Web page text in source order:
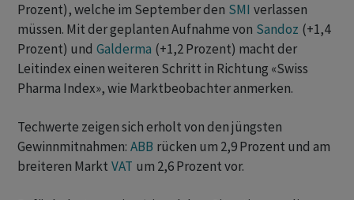
Prozent), welche im September den SMI verlassen
müssen. Mit der geplanten Aufnahme von Sandoz (+1,4
Prozent) und Galderma (+1,2 Prozent) macht der
Leitindex einen weiteren Schritt in Richtung «Swiss
Pharma Index», wie Marktbeobachter anmerken.
Techwerte zeigen sich erholt von den jüngsten
Gewinnmitnahmen: ABB rücken um 2,9 Prozent und am
breiteren Markt VAT um 2,6 Prozent vor.